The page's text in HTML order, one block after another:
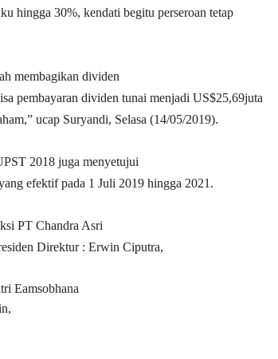
hingga 30%, kendati begitu perseroan tetap
membagikan dividen
pembayaran dividen tunai menjadi US$25,69juta
ucap Suryandi, Selasa (14/05/2019).
2018 juga menyetujui
efektif pada 1 Juli 2019 hingga 2021.
PT Chandra Asri
Direktur : Erwin Ciputra,
Eamsobhana